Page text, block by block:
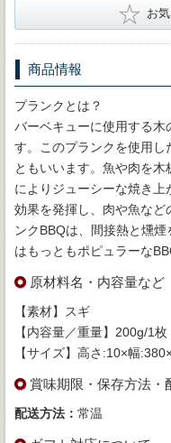
★ お
商品情報
プランクとは？
バーベキューに使用する木
す。このプランクを使用
ともいいます。魚や肉を
によりジューシーな焼き
効果を発揮し、肉や魚など
ンクBBQは、間接熱と燻
はもっともポピュラーな
原材料名・内容量など
【素材】スギ
【内容量／重量】200g/1枚
【サイズ】高さ:10×幅
賞味期限・保存方法・
配送方法： 常温